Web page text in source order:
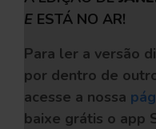
E ESTÁ NO AR!
Para ler a versão
por dentro de
acesse a nossa
baixe grátis o app